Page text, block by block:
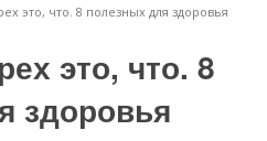
это, что. 8 полезных для здоровья
это, что. 8
здоровья